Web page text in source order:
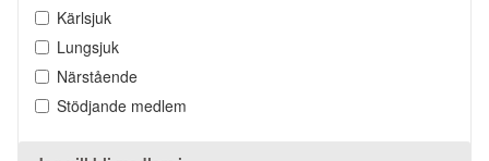
Kärlsjuk
Lungsjuk
Närstående
Stödjande medlem